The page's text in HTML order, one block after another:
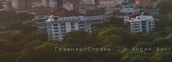
Главная/ Страны /🇮🇳 Индия /